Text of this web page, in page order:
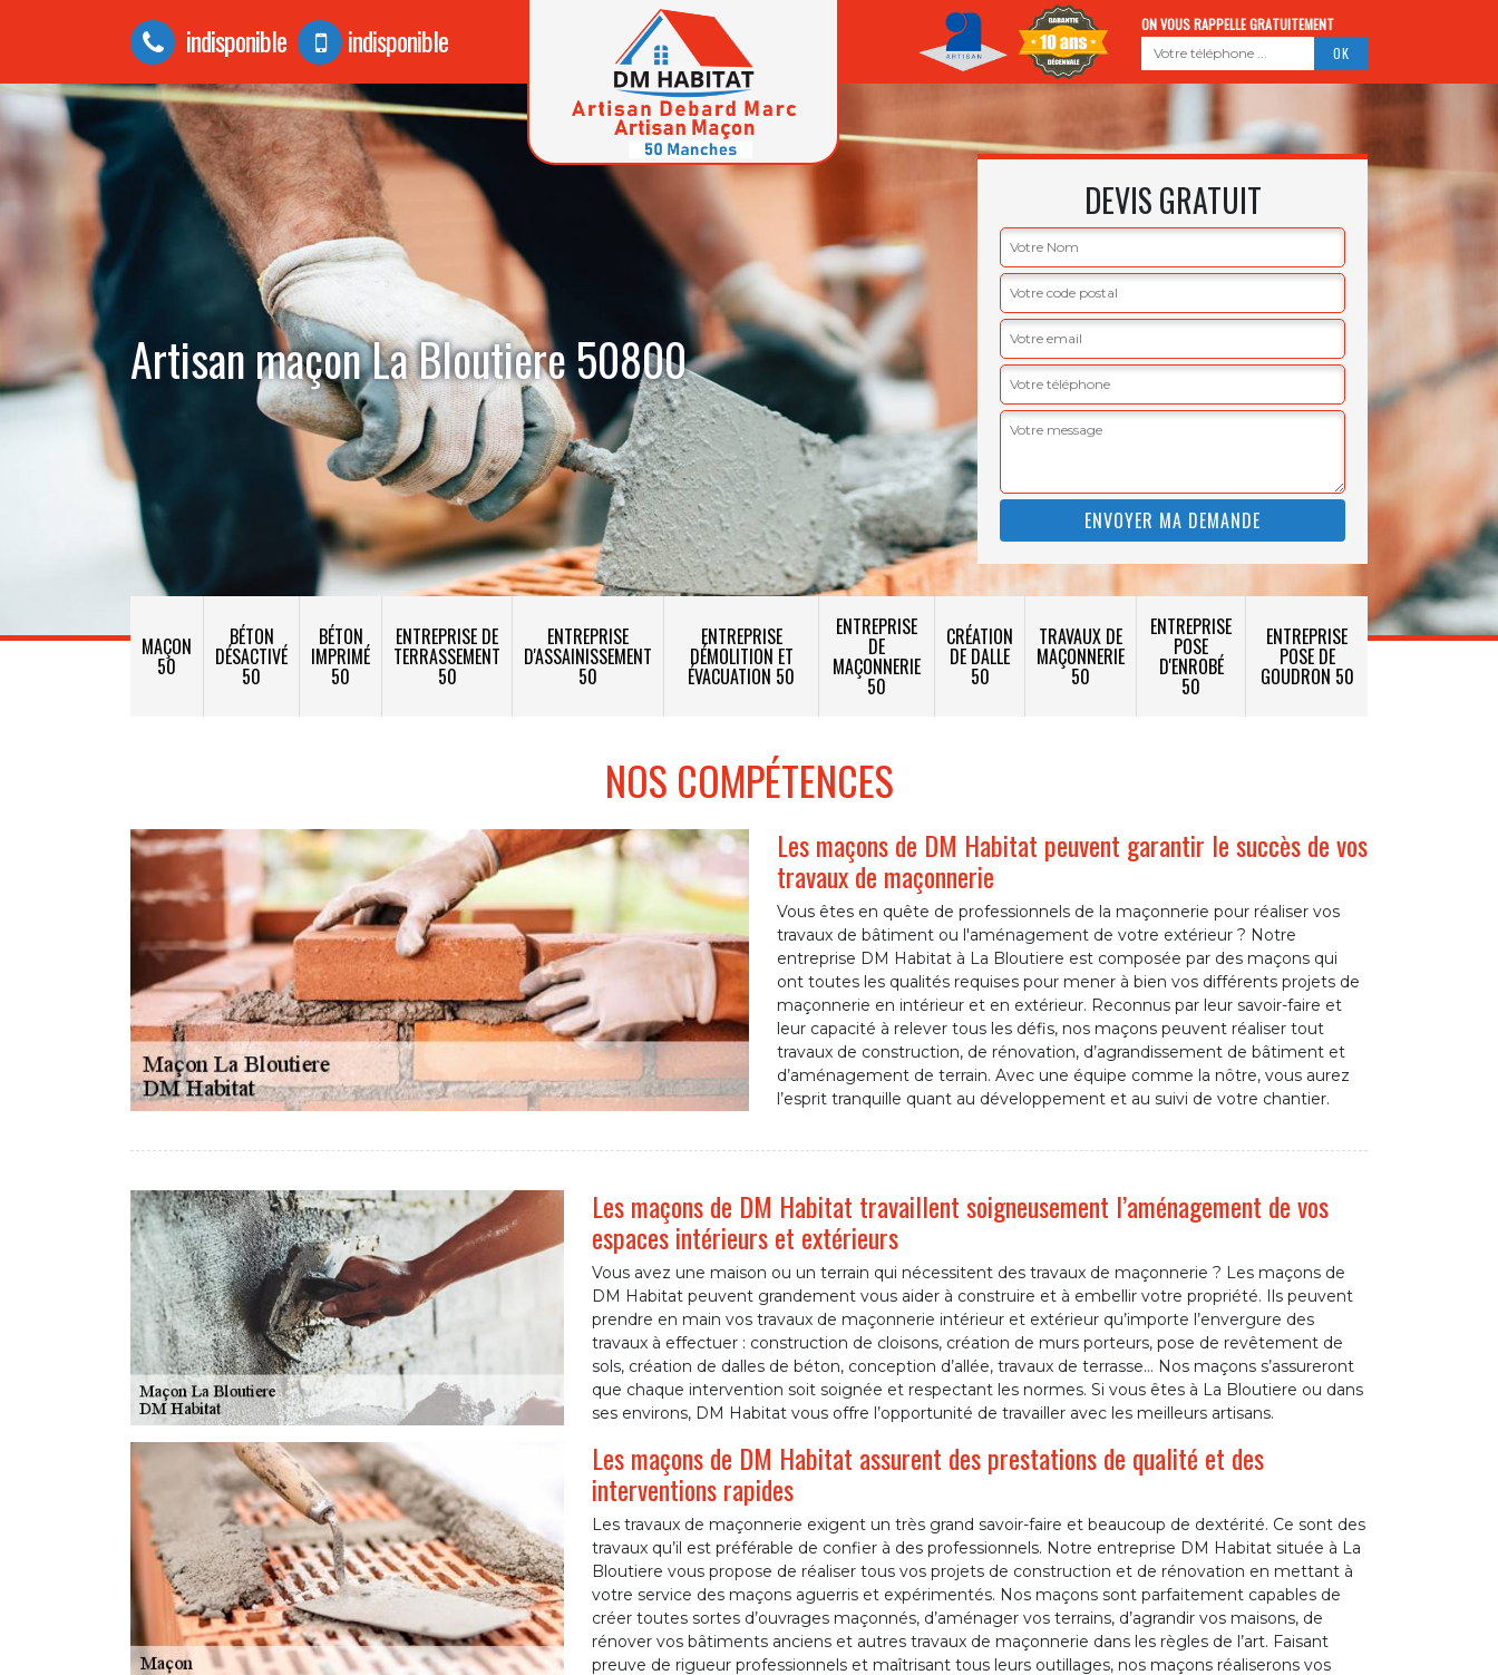
indisponible indisponible ON VOUS RAPPELLE GRATUITEMENT
Artisan maçon La Bloutiere 50800
DEVIS GRATUIT
MAÇON
50
BÉTON
DÉSACTIVÉ
50
BÉTON
IMPRIMÉ
50
ENTREPRISE DE
TERRASSEMENT
50
ENTREPRISE
D'ASSAINISSEMENT
50
ENTREPRISE
DÉMOLITION ET
ÉVACUATION 50
ENTREPRISE
DE
MAÇONNERIE
50
CRÉATION
DE DALLE
50
TRAVAUX DE
MAÇONNERIE
50
ENTREPRISE
POSE
D'ENROBÉ
50
ENTREPRISE
POSE DE
GOUDRON 50
NOS COMPÉTENCES
Les maçons de DM Habitat peuvent garantir le succès de vos
travaux de maçonnerie
Vous êtes en quête de professionnels de la maçonnerie pour réaliser vos
travaux de bâtiment ou l'aménagement de votre extérieur ? Notre
entreprise DM Habitat à La Bloutiere est composée par des maçons qui
ont toutes les qualités requises pour mener à bien vos différents projets de
maçonnerie en intérieur et en extérieur. Reconnus par leur savoir-faire et
leur capacité à relever tous les défis, nos maçons peuvent réaliser tout
travaux de construction, de rénovation, d’agrandissement de bâtiment et
d’aménagement de terrain. Avec une équipe comme la nôtre, vous aurez
l’esprit tranquille quant au développement et au suivi de votre chantier.
Les maçons de DM Habitat travaillent soigneusement l’aménagement de vos
espaces intérieurs et extérieurs
Vous avez une maison ou un terrain qui nécessitent des travaux de maçonnerie ? Les maçons de
DM Habitat peuvent grandement vous aider à construire et à embellir votre propriété. Ils peuvent
prendre en main vos travaux de maçonnerie intérieur et extérieur qu’importe l’envergure des
travaux à effectuer : construction de cloisons, création de murs porteurs, pose de revêtement de
sols, création de dalles de béton, conception d’allée, travaux de terrasse… Nos maçons s’assureront
que chaque intervention soit soignée et respectant les normes. Si vous êtes à La Bloutiere ou dans
ses environs, DM Habitat vous offre l’opportunité de travailler avec les meilleurs artisans.
Les maçons de DM Habitat assurent des prestations de qualité et des
interventions rapides
Les travaux de maçonnerie exigent un très grand savoir-faire et beaucoup de dextérité. Ce sont des
travaux qu’il est préférable de confier à des professionnels. Notre entreprise DM Habitat située à La
Bloutiere vous propose de réaliser tous vos projets de construction et de rénovation en mettant à
votre service des maçons aguerris et expérimentés. Nos maçons sont parfaitement capables de
créer toutes sortes d’ouvrages maçonnés, d’aménager vos terrains, d’agrandir vos maisons, de
rénover vos bâtiments anciens et autres travaux de maçonnerie dans les règles de l’art. Faisant
preuve de rigueur professionnels et maîtrisant tous leurs outillages, nos maçons réaliserons vos